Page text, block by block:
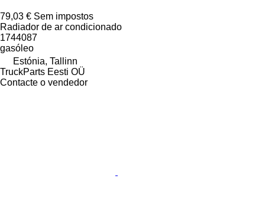
79,03 € Sem impostos
Radiador de ar condicionado
1744087
gasóleo
Estónia, Tallinn
TruckParts Eesti OÜ
Contacte o vendedor